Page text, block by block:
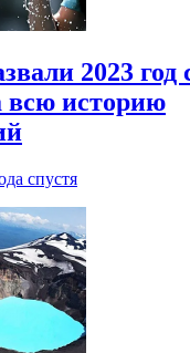
2023
всю историю
спустя